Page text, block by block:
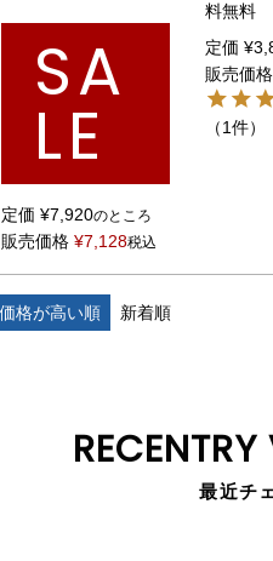
SA
LE
定価 ¥7,920のところ
販売価格 ¥7,128税込
料無料
定価 ¥
販売価格
（1件）
価格が高い順 新着順
最近チ